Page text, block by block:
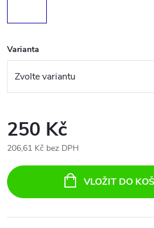
Varianta
250 Kč
206,61 Kč bez DPH
cena:
VLOŽIT DO